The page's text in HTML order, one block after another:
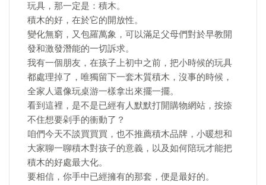
玩具，那一定是：積木。
積木的好，在於它的開放性。
變化無窮，又包羅萬象，可以滿足父母們對於早教開
發和激發潛能的一切訴求。
我有一個朋友，在孩子上初中之前，把小時候的玩具
都處理掉了，唯獨留下一套木質積木，沒事的時候，
全家人還像玩桌游一樣拿出來擺一擺。
看到這裡，是不是已經有人默默打開購物網站，按捺
不住想要剁手的衝動了？
咱們今天不談買買買，也不推薦積木品牌，小暖想和
大家聊一聊積木對孩子的意義，以及如何陪玩才能把
積木的好處最大化。
要相信，你手中已經擁有的那套，便是最好的。